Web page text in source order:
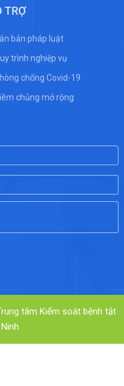
TRỢ
bản pháp luật
trình nghiệp vụ
chống Covid-19
chủng mở rộng
tâm Kiểm soát bệnh tật